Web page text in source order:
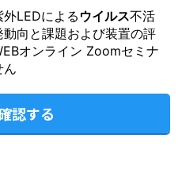
LEDによる ウイルス不活
向と課題および装置の評
オンライン Zoomセミナ
ん
認する